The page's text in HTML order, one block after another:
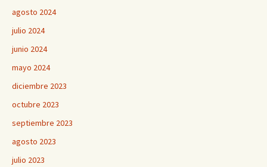
agosto 2024
julio 2024
junio 2024
mayo 2024
diciembre 2023
octubre 2023
septiembre 2023
agosto 2023
julio 2023